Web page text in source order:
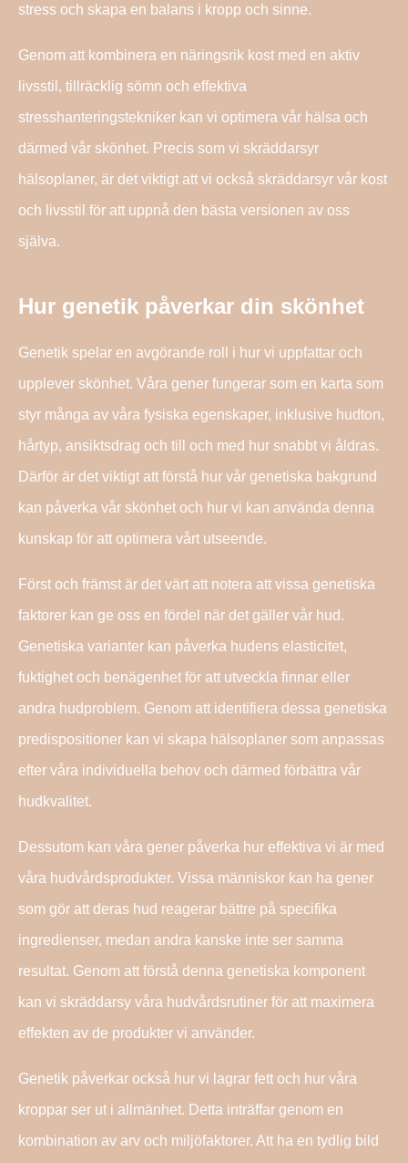
stress och skapa en balans i kropp och sinne.
Genom att kombinera en näringsrik kost med en aktiv
livsstil, tillräcklig sömn och effektiva
stresshanteringstekniker kan vi optimera vår hälsa och
därmed vår skönhet. Precis som vi skräddarsyr
hälsoplaner, är det viktigt att vi också skräddarsyr vår kost
och livsstil för att uppnå den bästa versionen av oss
själva.
Hur genetik påverkar din skönhet
Genetik spelar en avgörande roll i hur vi uppfattar och
upplever skönhet. Våra gener fungerar som en karta som
styr många av våra fysiska egenskaper, inklusive hudton,
hårtyp, ansiktsdrag och till och med hur snabbt vi åldras.
Därför är det viktigt att förstå hur vår genetiska bakgrund
kan påverka vår skönhet och hur vi kan använda denna
kunskap för att optimera vårt utseende.
Först och främst är det värt att notera att vissa genetiska
faktorer kan ge oss en fördel när det gäller vår hud.
Genetiska varianter kan påverka hudens elasticitet,
fuktighet och benägenhet för att utveckla finnar eller
andra hudproblem. Genom att identifiera dessa genetiska
predispositioner kan vi skapa hälsoplaner som anpassas
efter våra individuella behov och därmed förbättra vår
hudkvalitet.
Dessutom kan våra gener påverka hur effektiva vi är med
våra hudvårdsprodukter. Vissa människor kan ha gener
som gör att deras hud reagerar bättre på specifika
ingredienser, medan andra kanske inte ser samma
resultat. Genom att förstå denna genetiska komponent
kan vi skräddarsy våra hudvårdsrutiner för att maximera
effekten av de produkter vi använder.
Genetik påverkar också hur vi lagrar fett och hur våra
kroppar ser ut i allmänhet. Detta inträffar genom en
kombination av arv och miljöfaktorer. Att ha en tydlig bild